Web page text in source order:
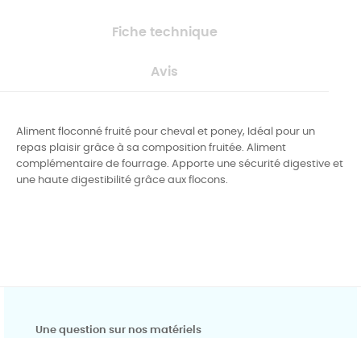
Fiche technique
Avis
Aliment floconné fruité pour cheval et poney, Idéal pour un
repas plaisir grâce à sa composition fruitée. Aliment
complémentaire de fourrage. Apporte une sécurité digestive et
une haute digestibilité grâce aux flocons.
Une question sur nos matériels